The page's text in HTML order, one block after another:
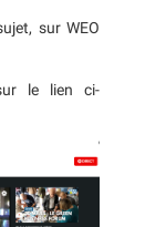
sur WEO
le lien ci-